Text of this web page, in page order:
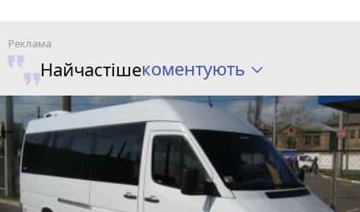
Найчастішекоментують